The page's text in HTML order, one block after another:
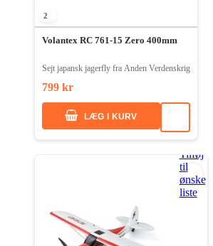
2
Volantex RC 761-15 Zero 400mm
Sejt japansk jagerfly fra Anden Verdenskrig
799 kr
LÆG I KURV
Tilføj
til
ønske
liste